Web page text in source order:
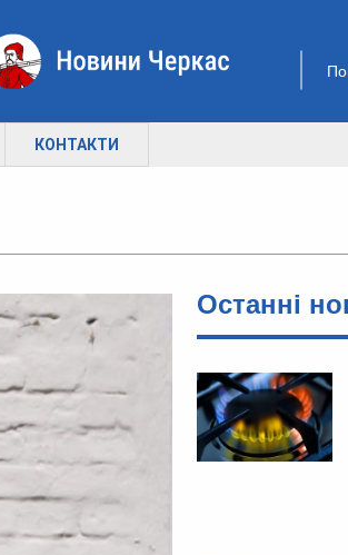
КОНТАКТИ
Останні